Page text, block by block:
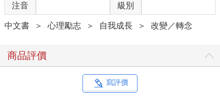
能真的幫助你減重（無法實現）。或者，也許你認同如果人人都
降低化石燃料用量就可以減緩全球暖化（可以實現），卻不認為
自己有辦法減少使用量（無法做到）。如果要讓信心發揮百分之
世界「可以實現」這兩大信念。
因此，實現可能性的關鍵就在於信心。信心是通往未來的橋樑，
標努力。數千年以來，信心驅動著全體人類進步，從醫學技術突
破讓人類壽命得以延長，到美國太空總署（NASA）將航海家一
注音 級別
中文書 ＞ 心理勵志 ＞ 自我成長 ＞ 改變／轉念
商品評價
寫評價